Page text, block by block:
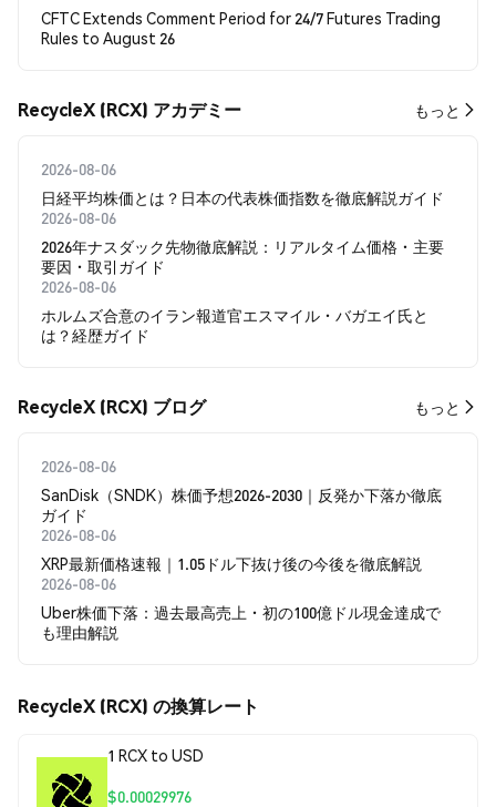
CFTC Extends Comment Period for 24/7 Futures Trading
Rules to August 26
RecycleX (RCX) アカデミー もっと
2026-08-06
日経平均株価とは？日本の代表株価指数を徹底解説ガイド
2026-08-06
2026年ナスダック先物徹底解説：リアルタイム価格・主要
要因・取引ガイド
2026-08-06
ホルムズ合意のイラン報道官エスマイル・バガエイ氏と
は？経歴ガイド
RecycleX (RCX) ブログ もっと
2026-08-06
SanDisk（SNDK）株価予想2026-2030｜反発か下落か徹底
ガイド
2026-08-06
XRP最新価格速報｜1.05ドル下抜け後の今後を徹底解説
2026-08-06
Uber株価下落：過去最高売上・初の100億ドル現金達成で
も理由解説
RecycleX (RCX) の換算レート
1 RCX to USD
$0.00029976